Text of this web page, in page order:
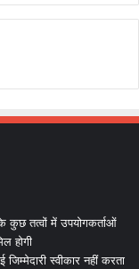
कुछ तत्वों में उपयोगकर्ताओं
होगी
स्वीकार नहीं करता